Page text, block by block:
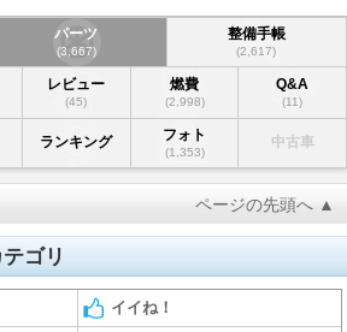
パーツ
(3,667)
整備手帳
(2,617)
レビュー
(45)
燃費
(2,998)
Q&A
(11)
ランキング フォト
(1,353)
中古車
ページの先頭へ ▲
ゴリ
イイね！